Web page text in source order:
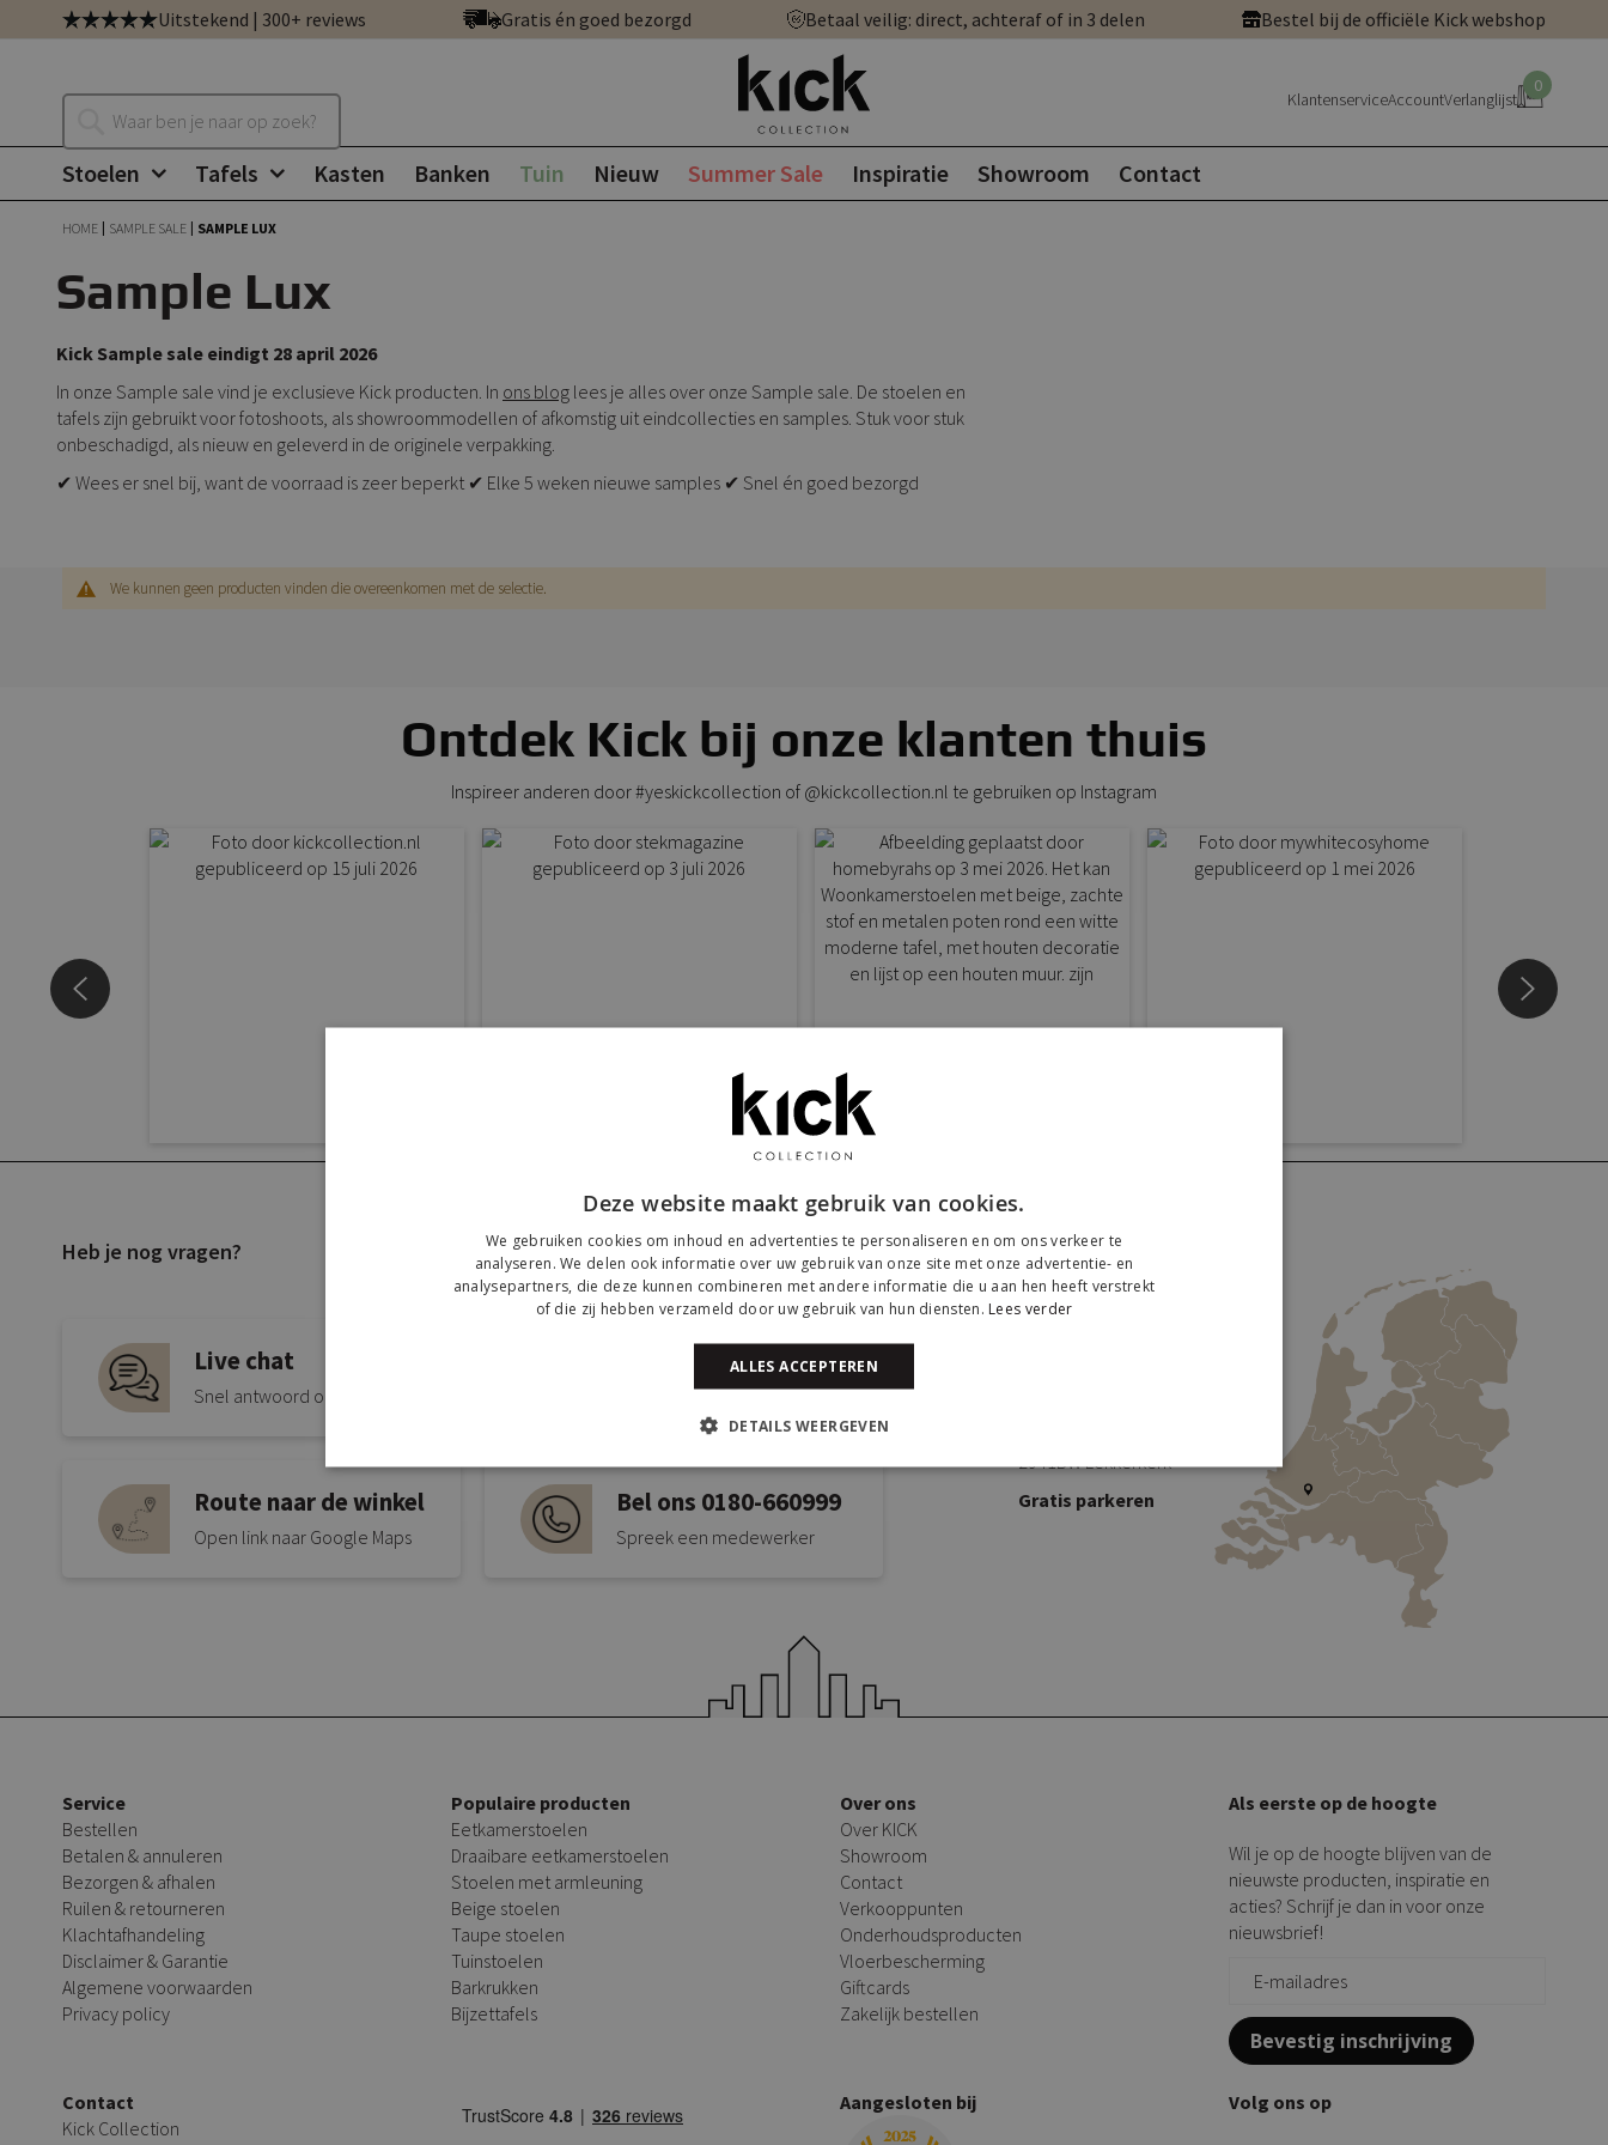
Ga
direct
naar
inhoud
Uitstekend | 300+ reviews Gratis én goed bezorgd Betaal veilig: direct, achteraf of in 3 delen Bestel bij de officiële Kick webshop
Zoeken
KlantenserviceAccountVerlanglijst
0
Stoelen Tafels Kasten Banken Tuin Nieuw Summer Sale Inspiratie Showroom Contact
HOME SAMPLE SALE SAMPLE LUX
Sample Lux
Kick Sample sale eindigt 28 april 2026
In onze Sample sale vind je exclusieve Kick producten. In ons blog lees je alles over onze Sample sale. De stoelen en
tafels zijn gebruikt voor fotoshoots, als showroommodellen of afkomstig uit eindcollecties en samples. Stuk voor stuk
onbeschadigd, als nieuw en geleverd in de originele verpakking.
✔ Wees er snel bij, want de voorraad is zeer beperkt ✔ Elke 5 weken nieuwe samples ✔ Snel én goed bezorgd
We kunnen geen producten vinden die overeenkomen met de selectie.
Ontdek Kick bij onze klanten thuis
Inspireer anderen door #yeskickcollection of @kickcollection.nl te gebruiken op Instagram
Heb je nog vragen?
Live chat
Snel antwoord op je vraag
Mail ons via
info@kickcollection.nl
Route naar de winkel
Open link naar Google Maps
Bel ons 0180-660999
Spreek een medewerker
2941BW Lekkerkerk
Gratis parkeren
Service
Bestellen
Betalen & annuleren
Bezorgen & afhalen
Ruilen & retourneren
Klachtafhandeling
Disclaimer & Garantie
Algemene voorwaarden
Privacy policy
Populaire producten
Eetkamerstoelen
Draaibare eetkamerstoelen
Stoelen met armleuning
Beige stoelen
Taupe stoelen
Tuinstoelen
Barkrukken
Bijzettafels
Over ons
Over KICK
Showroom
Contact
Verkooppunten
Onderhoudsproducten
Vloerbescherming
Giftcards
Zakelijk bestellen
Als eerste op de hoogte
Wil je op de hoogte blijven van de
nieuwste producten, inspiratie en
acties? Schrijf je dan in voor onze
nieuwsbrief!
Bevestig inschrijving
Contact
Kick Collection
Aangesloten bij Volg ons op
Deze website maakt gebruik van cookies.
We gebruiken cookies om inhoud en advertenties te personaliseren en om ons verkeer te
analyseren. We delen ook informatie over uw gebruik van onze site met onze advertentie- en
analysepartners, die deze kunnen combineren met andere informatie die u aan hen heeft verstrekt
of die zij hebben verzameld door uw gebruik van hun diensten. Lees verder
ALLES ACCEPTEREN
DETAILS WEERGEVEN